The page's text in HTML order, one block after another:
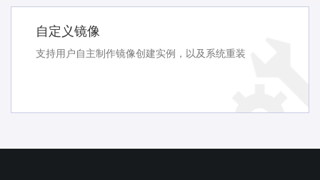
自定义镜像
支持用户自主制作镜像创建实例，以及系统重装